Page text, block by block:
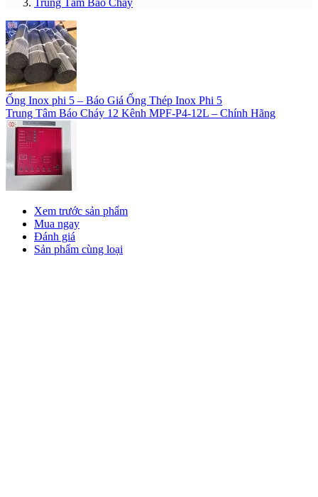
Trung Tâm Báo Cháy
Ống Inox phi 5 – Báo Giá Ống Thép Inox Phi 5
Trung Tâm Báo Cháy 12 Kênh MPF‑P4‑12L – Chính Hãng
Xem trước sản phẩm
Mua ngay
Đánh giá
Sản phẩm cùng loại